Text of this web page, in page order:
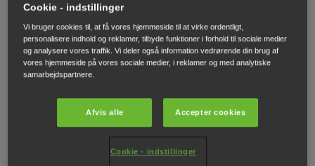
en CO2-udledning på 130 -
132 g/km** uden at gå på
kompromis med komforten
eller ydeevnen.
*VDA-metode, last til tag
Cookie - indstillinger
Vi bruger cookies til, at få vores hjemmeside til at virke ordentligt,
personalisere indhold og reklamer, tilbyde funktioner i forhold til sociale medier
og analysere vores traffik. Vi deler også information vedrørende din brug af
vores hjemmeside på vores sociale medier, i reklamer og med analytiske
samarbejdspartnere.
Afvis alle Accepter cookies
Cookie - indstillinger